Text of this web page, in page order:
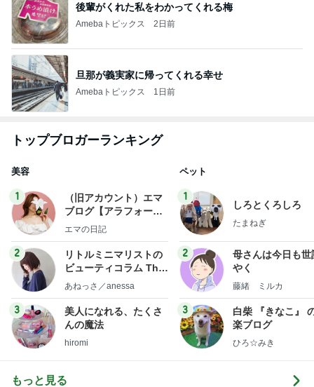
後輩がくれた私をわかってくれる梅
Amebaトピックス 2日前
旦那が義実家に帰ってくれる幸せ
Amebaトピックス 1日前
トップブロガーランキング
美容
1
（旧アカウント）エマ
ブログ【アラフォー会
社売却セカンドライ
エマの日記
2
リトルミニマリストの
ビューティコラム The
little minimalist's bea
あねっさ／anessa
3
美人になれる、たくさ
んの魔法
hiromi
ペット
1
しろとくろしろ
たまねぎ
2
母さんは今日も世
やく
藤緒 ミルカ
3
白柴 『きなこ』
楽ブログ
ひろ☆みき
もっと見る